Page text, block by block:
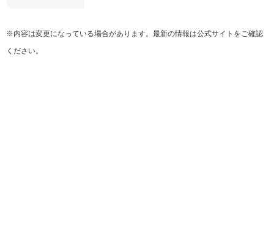
※内容は変更になっている場合があります。最新の情報は公式サイトをご確認
ください。